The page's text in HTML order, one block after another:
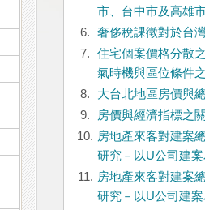
市、台中市及高雄
6.
奢侈稅課徵對於台
7.
住宅個案價格分散
氣時機與區位條件
8.
大台北地區房價與
9.
房價與經濟指標之
10. 房地產來客對建案
研究－以U公司建案
11. 房地產來客對建案
研究－以U公司建案